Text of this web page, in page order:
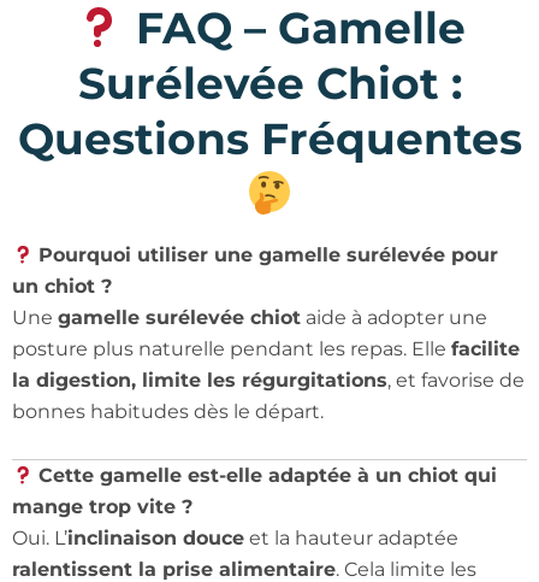
FAQ – Gamelle
Surélevée Chiot :
Questions Fréquentes
Pourquoi utiliser une gamelle surélevée pour
un chiot ?
Une gamelle surélevée chiot aide à adopter une
posture plus naturelle pendant les repas. Elle facilite
la digestion, limite les régurgitations, et favorise de
bonnes habitudes dès le départ.
Cette gamelle est-elle adaptée à un chiot qui
mange trop vite ?
Oui. L’inclinaison douce et la hauteur adaptée
ralentissent la prise alimentaire. Cela limite les